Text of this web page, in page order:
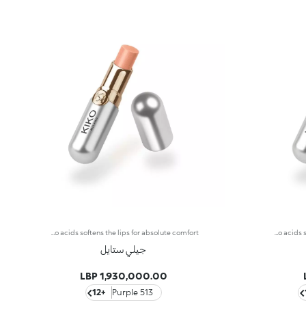
Glossy lipstick pen with wet look finish. The innovative gel texture glides onto the lips and ensures maximum performance and extreme hold. Upon application, it provides a feeling of great softness that lasts over time. The extra-shiny finish guarantees a glossy wet look result with medium-low coverage. The gel base and the enveloping polymer create an innovative soft and smooth texture, that gives unprecedented sensations. This new technology guarantees maximum performance. The combination of humectants and plant-based amino acids softens the lips for absolute comfort.
جيلي ستايل
1,930,000.00 LBP
513 Purple
+12